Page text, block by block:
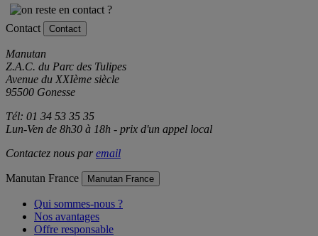
Contact Contact
Manutan
Z.A.C. du Parc des Tulipes
Avenue du XXIème siècle
95500 Gonesse
Tél: 01 34 53 35 35
Lun-Ven de 8h30 à 18h - prix d'un appel local
Contactez nous paremail
Manutan France Manutan France
Qui sommes-nous ?
Nos avantages
Offre responsable